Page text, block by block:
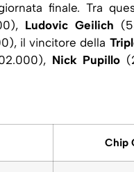
finale. Tra
Ludovic Geilich
il vincitore della
Nick Pupillo
Chip